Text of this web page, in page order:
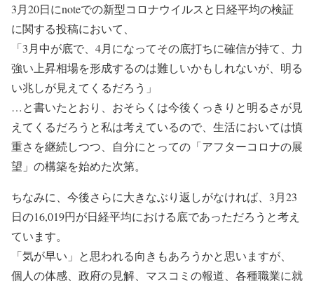
3月20日にnoteでの新型コロナウイルスと日経平均の検証
に関する投稿において、
「3月中が底で、4月になってその底打ちに確信が持て、力
強い上昇相場を形成するのは難しいかもしれないが、明る
い兆しが見えてくるだろう」
…と書いたとおり、おそらくは今後くっきりと明るさが見
えてくるだろうと私は考えているので、生活においては慎
重さを継続しつつ、自分にとっての「アフターコロナの展
望」の構築を始めた次第。
ちなみに、今後さらに大きなぶり返しがなければ、3月23
日の16,019円が日経平均における底であっただろうと考え
ています。
「気が早い」と思われる向きもあろうかと思いますが、
個人の体感、政府の見解、マスコミの報道、各種職業に就